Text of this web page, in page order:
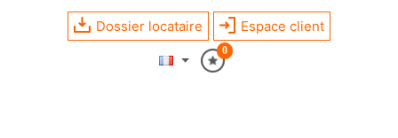
Dossier locataire Espace client
0